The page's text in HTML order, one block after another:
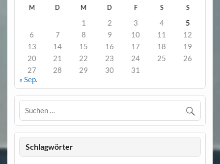
M D M D F S S
1 2 3 4
5
6
7 8 9 10 11
12
13
14 15 16 17 18
19
20
21 22 23 24 25
26
27
28 29 30
31
« Sep.
Schlagwörter